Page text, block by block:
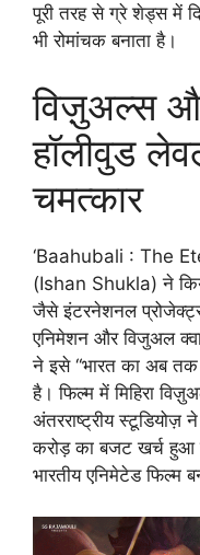
पूरी तरह से ग्रे शेड्स में
भी रोमांचक बनाता है।
विज़ुअल्स
हॉलीवुड
चमत्कार
‘Baahubali : The
(Ishan Shukla) ने
जैसे इंटरनेशनल
एनिमेशन और विजुअल
ने इसे “भारत का अब तक
है। फिल्म में मिहिरा
अंतरराष्ट्रीय स्टूडियोज़
करोड़ का बजट खर्च
भारतीय एनिमेटेड फिल्म